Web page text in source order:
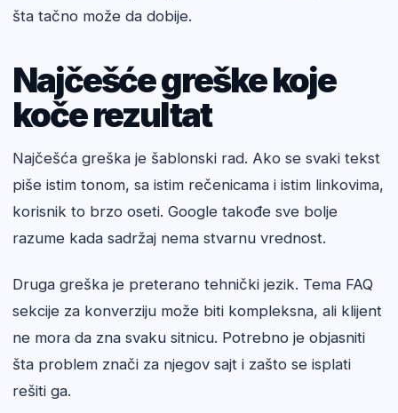
šta tačno može da dobije.
Najčešće greške koje
koče rezultat
Najčešća greška je šablonski rad. Ako se svaki tekst
piše istim tonom, sa istim rečenicama i istim linkovima,
korisnik to brzo oseti. Google takođe sve bolje
razume kada sadržaj nema stvarnu vrednost.
Druga greška je preterano tehnički jezik. Tema FAQ
sekcije za konverziju može biti kompleksna, ali klijent
ne mora da zna svaku sitnicu. Potrebno je objasniti
šta problem znači za njegov sajt i zašto se isplati
rešiti ga.